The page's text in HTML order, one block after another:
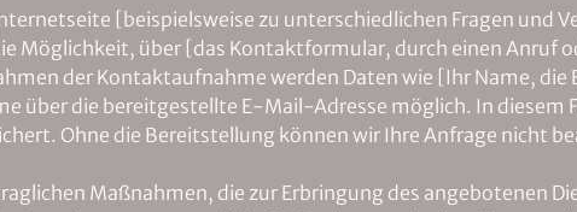
[beispielsweise zu unterschiedlichen Fragen und
Möglichkeit, über [das Kontaktformular, durch einen Anruf
der Kontaktaufnahme werden Daten wie [Ihr Name, die
die bereitgestellte E-Mail-Adresse möglich. In diesem
Ohne die Bereitstellung können wir Ihre Anfrage nicht
Maßnahmen, die zur Erbringung des angebotenen